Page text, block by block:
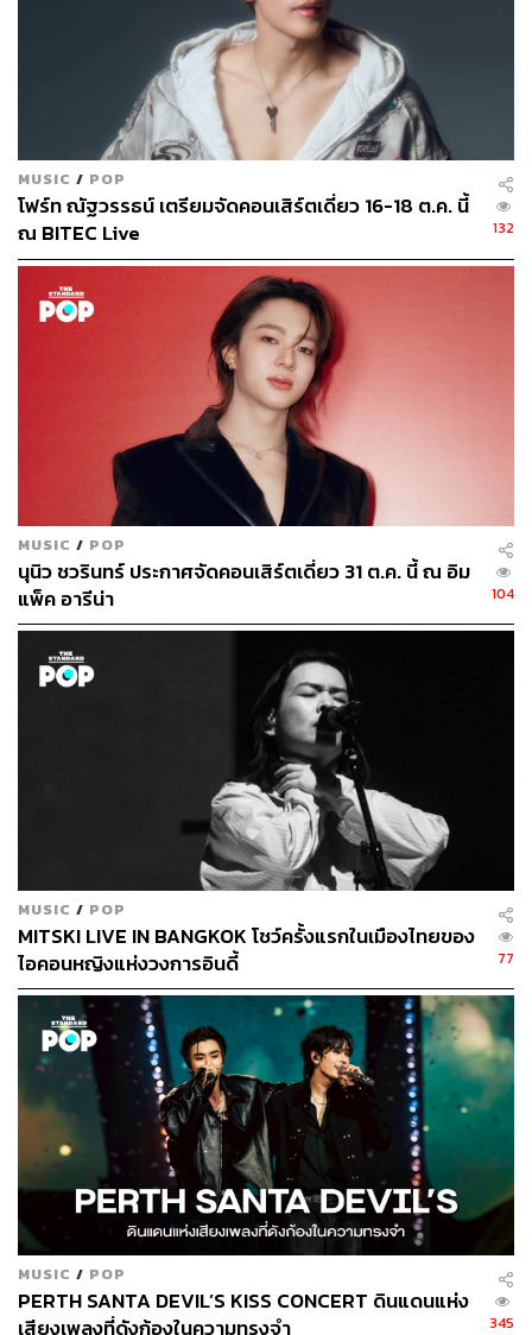
“บริษัทไม่ได้อยู่ในฐานะผู้อุปถัมภ์ เลิกคิดว่านายทุนที่ลงเงิน
เป็นใหญ่ เพราะศิลปินเองก็มีมูลค่าเป็นตัวเงินเช่นเดียวกัน
อยากให้ลบภาพนั้นและมองว่าเราคือผู้ลงทุนร่วมกันทั้งสอง
สำหรับการพัฒนาศิลปินหน้าใหม่ ยอมรับว่าการกำหนดระยะ
เวลาความสำเร็จในปัจจุบันทำได้ยาก เนื่องจากต้องแข่งขัน
กับคอนเทนต์หลากหลายรูปแบบ ถึงอย่างนั้น ทีมงานจำเป็น
ต้องใช้ประสบการณ์เพื่อลดระยะเวลาให้สั้นที่สุด เนื่องจาก
โมเดลการปั้นศิลปินระยะยาวแบบในอดีตอาจไม่สอดคล้องกับ
ต้นทุนธุรกิจ ดังนั้น ปัจจัยสำคัญจึงอยู่ที่การสร้างกระแสไวรัล
และการสร้างคอมมูนิตี้แฟนคลับ และในช่วงเวลาเดียวกัน
ความสุขของศิลปินยังถูกยกให้เป็นหัวใจหลักของการทำงาน
ในมิติการบริหารความเสี่ยง ธุรกิจเพลงถูกเปรียบเทียบกับการ
ลงทุนในตลาดหลักทรัพย์ โดยใช้แนวคิดการจัดพอร์ตเพื่อ
กระจายความเสี่ยง ความสำเร็จของค่ายจึงไม่จำเป็นต้องเกิด
จากศิลปินทุกคน แต่สามารถชดเชยกันได้จากศิลปินที่ประสบ
ความสำเร็จสูงเพียงบางราย และยังต้องคำนึงถึงวงจรชีวิต
ของศิลปิน และการจัดสรรงบประมาณด้าน R&D เพื่อรองรับ
การพัฒนาในระยะยาว
เบื้องต้น ค่ายจะให้ความสำคัญกับการจัดระบบภายในและ
ดูแลศิลปินที่อยู่ภายใต้ 4 ค่ายในเครือ ได้แก่ ค่าย BRIDGE มี
19 ศิลปิน ได้แก่ Three Man Down, Tilly Birds, Flure, The
Darkest Romance, AYLA’s, ASIA7, Jigsaw Story, Hard
Boy, ADORA, NINEOKMAI, QEETHA, fit aroon, Par-T,
Famoso, M DAOSAI, ossey, AYEJAY, Dena Euprasert และ
miller
MUSIC / POP
โฟร์ท ณัฐวรรธน์ เตรียมจัดคอนเสิร์ตเดี่ยว 16-18 ต.ค. นี้
ณ BITEC Live
132
MUSIC / POP
นุนิว ชวรินทร์ ประกาศจัดคอนเสิร์ตเดี่ยว 31 ต.ค. นี้ ณ อิม
แพ็ค อารีน่า
104
MUSIC / POP
MITSKI LIVE IN BANGKOK โชว์ครั้งแรกในเมืองไทยของ
ไอคอนหญิงแห่งวงการอินดี้
77
MUSIC / POP
PERTH SANTA DEVIL’S KISS CONCERT ดินแดนแห่ง
เสียงเพลงที่ดังก้องในความทรงจำ
345